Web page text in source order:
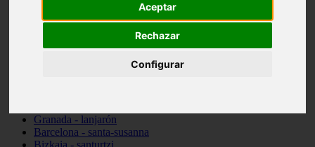
Aceptar
Rechazar
Configurar
Madrid - nuevo-baztán
Granada - lanjarón
Barcelona - santa-susanna
Bizkaia - santurtzi